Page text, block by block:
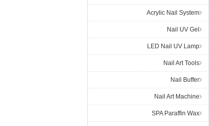
Acrylic Nail System
Nail UV Gel
LED Nail UV Lamp
Nail Art Tools
Nail Buffer
Nail Art Machine
SPA Paraffin Wax